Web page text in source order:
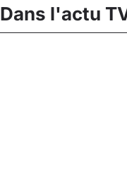
Dans l'actu